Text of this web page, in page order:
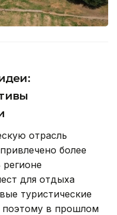
отрасль
более
для отдыха
туристические
в прошлом